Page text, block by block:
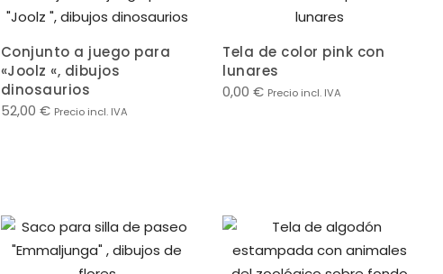
Conjunto a juego para
«Joolz «, dibujos
dinosaurios
52,00 € Precio incl. IVA
Tela de color pink con
lunares
0,00€ Precio incl. IVA